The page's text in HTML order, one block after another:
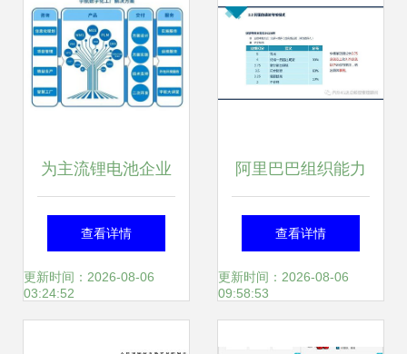
为主流锂电池企业
智能制造赋能 宇航
股份MES的进击之
查看详情
更新时间：2026-08-06
03:24:52
阿里巴巴组织能力
建设 打造高效组织
的实践与启示
查看详情
更新时间：2026-08-06
09:58:53